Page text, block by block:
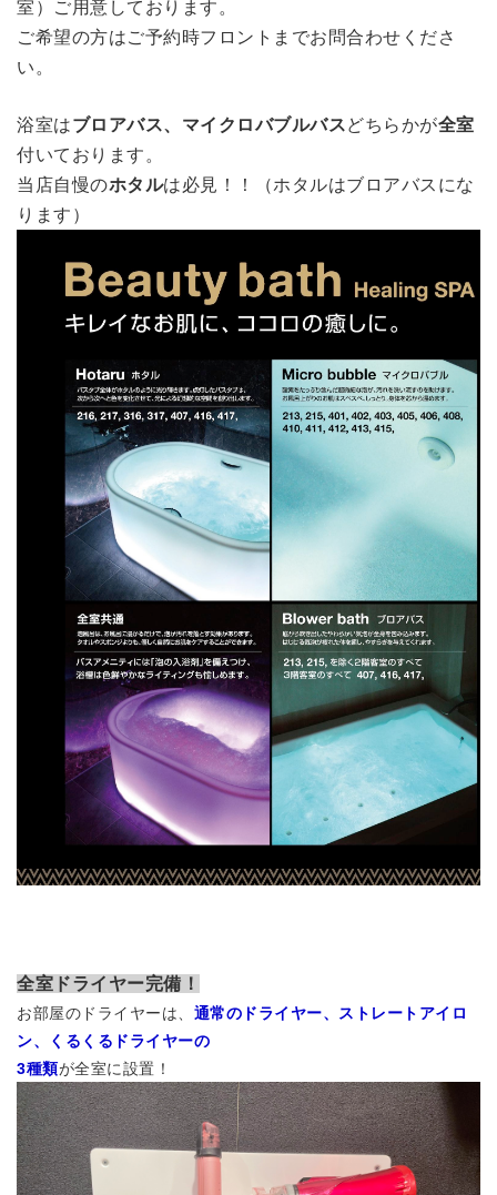
室）ご用意しております。
ご希望の方はご予約時フロントまでお問合わせくださ
い。
浴室はブロアバス、マイクロバブルバスどちらかが全室
付いております。
当店自慢のホタルは必見！！（ホタルはブロアバスにな
ります）
全室ドライヤー完備！
お部屋のドライヤーは、 通常のドライヤー、ストレートアイロ
ン、くるくるドライヤーの
3種類が全室に設置！